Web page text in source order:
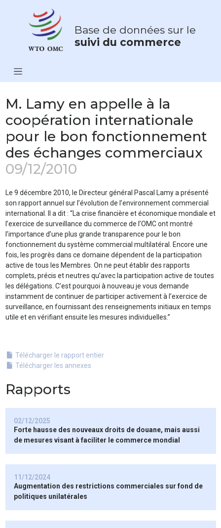
Base de données sur le
suivi du commerce
Rapports
02/12/2025
Forte hausse des nouveaux droits de douane, mais aussi
de mesures visant à faciliter le commerce mondial
11/12/2024
Augmentation des restrictions commerciales sur fond de
politiques unilatérales
M. Lamy en appelle à la
coopération internationale
pour le bon fonctionnement
des échanges commerciaux
09/12/2010
Le 9 décembre 2010, le Directeur général Pascal Lamy a présenté
son rapport annuel sur l’évolution de l’environnement commercial
international. Il a dit : “La crise financière et économique mondiale et
l’exercice de surveillance du commerce de l’OMC ont montré
l’importance d’une plus grande transparence pour le bon
fonctionnement du système commercial multilatéral. Encore une
fois, les progrès dans ce domaine dépendent de la participation
active de tous les Membres. On ne peut établir des rapports
complets, précis et neutres qu’avec la participation active de toutes
les délégations. C’est pourquoi à nouveau je vous demande
instamment de continuer de participer activement à l’exercice de
surveillance, en fournissant des renseignements initiaux en temps
utile et en vérifiant ensuite les mesures individuelles.”
Télécharger le rapport entier
Télécharger les annexes